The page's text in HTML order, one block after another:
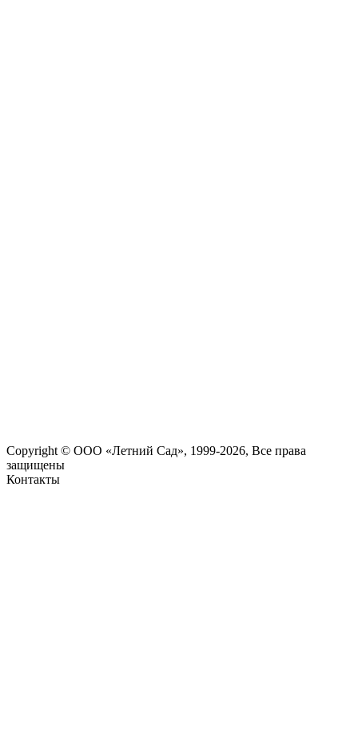
Copyright © ООО «Летний Сад», 1999-2026, Все права
защищены
Контакты